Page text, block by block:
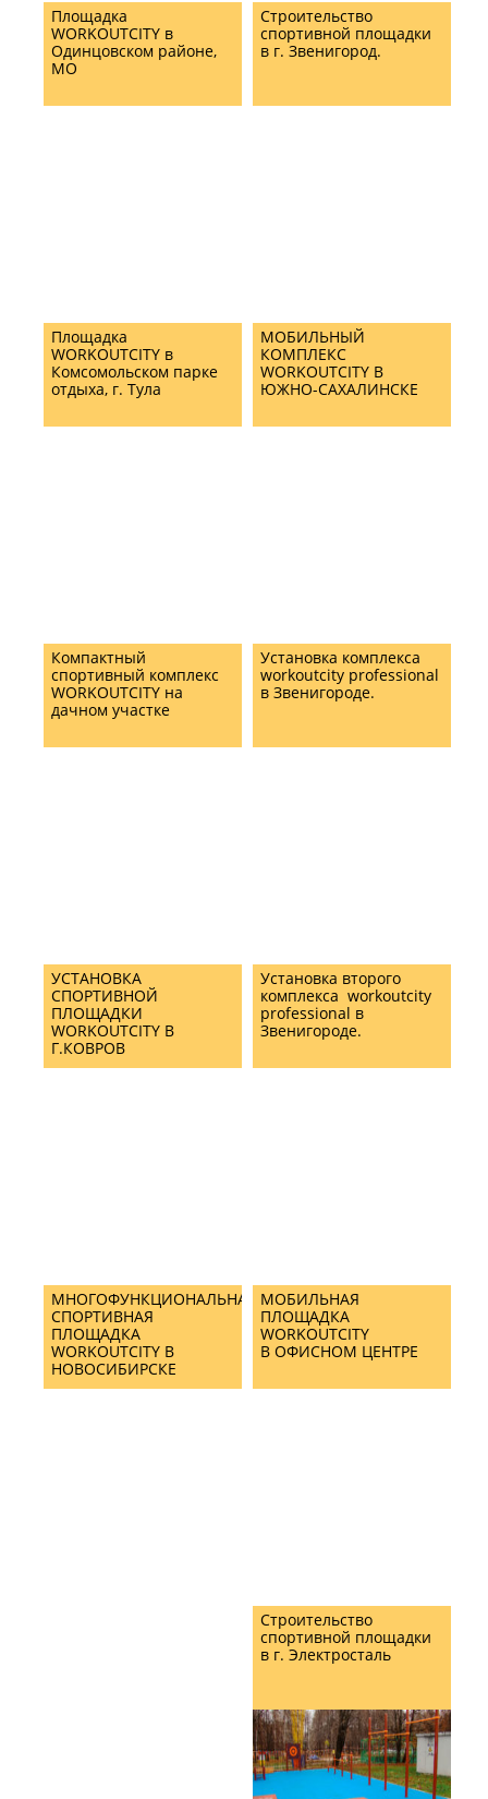
Площадка
WORKOUTCITY в
Одинцовском районе,
МО
Строительство
спортивной площадки
в г. Звенигород.
Площадка
WORKOUTCITY в
Комсомольском парке
отдыха, г. Тула
МОБИЛЬНЫЙ
КОМПЛЕКС
WORKOUTCITY В
ЮЖНО-САХАЛИНСКЕ
Компактный
спортивный комплекс
WORKOUTCITY на
дачном участке
Установка комплекса
workoutcity professional
в Звенигороде.
УСТАНОВКА
СПОРТИВНОЙ
ПЛОЩАДКИ
WORKOUTCITY В
Г.КОВРОВ
Установка второго
комплекса workoutcity
professional в
Звенигороде.
МНОГОФУНКЦИОНАЛЬНАЯ
СПОРТИВНАЯ
ПЛОЩАДКА
WORKOUTCITY В
НОВОСИБИРСКЕ
МОБИЛЬНАЯ
ПЛОЩАДКА
WORKOUTCITY
В ОФИСНОМ ЦЕНТРЕ
Строительство
спортивной площадки
в г. Электросталь